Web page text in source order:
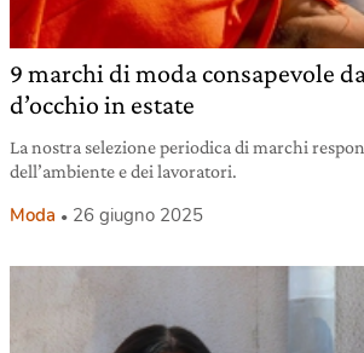
9 marchi di moda consapevole
d’occhio in estate
La nostra selezione periodica di marchi
dell’ambiente e dei lavoratori.
Moda 26 giugno 2025